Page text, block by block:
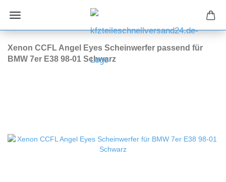
Xenon CCFL Angel Eyes Scheinwerfer passend für
BMW 7er E38 98-01 Schwarz